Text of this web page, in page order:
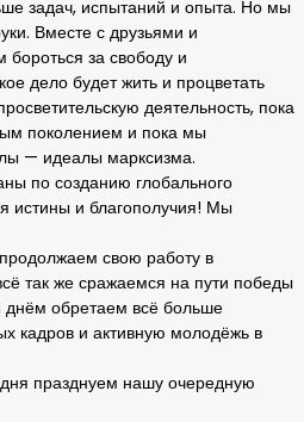
задач, испытаний и опыта. Но мы
Вместе с друзьями и
за свободу и
дело будет жить и процветать
деятельность, пока
поколением и пока мы
— идеалы марксизма.
по созданию глобального
истины и благополучия! Мы
свою работу в
так же сражаемся на пути победы
обретаем всё больше
кадров и активную молодёжь в
празднуем нашу очередную